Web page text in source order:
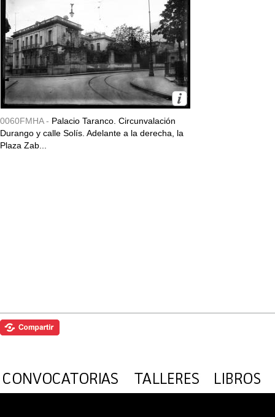
0060FMHA - Palacio Taranco. Circunvalación
Durango y calle Solís. Adelante a la derecha, la
Plaza Zab...